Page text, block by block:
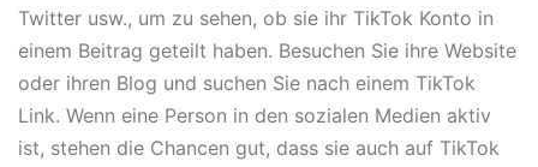
Twitter usw., um zu sehen, ob sie ihr TikTok Konto in
einem Beitrag geteilt haben. Besuchen Sie ihre Website
oder ihren Blog und suchen Sie nach einem TikTok
Link. Wenn eine Person in den sozialen Medien aktiv
ist, stehen die Chancen gut, dass sie auch auf TikTok